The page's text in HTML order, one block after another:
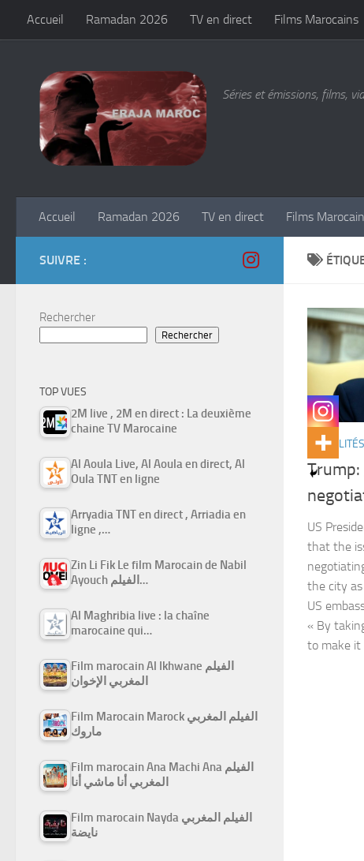
Skip to content
Accueil Ramadan 2026 TV en direct Films Marocains
Séries et émissions, films,
Accueil Ramadan 2026 TV en direct Films
Trump:
US
that the
the city
US
« By
to make it
SUIVRE :
Rechercher
Rechercher
TOP VUES
2M live , 2M en direct : La deuxième
chaine TV Marocaine
Al Aoula Live, Al Aoula en direct, Al
Oula TNT en ligne
Arryadia TNT en direct , Arriadia en
ligne ,…
Zin Li Fik Le film Marocain de Nabil
Ayouch الفيلم…
Al Maghribia live : la chaîne
marocaine qui…
Film marocain Al Ikhwane الفيلم
المغربي الإخوان
Film Marocain Marock الفيلم المغربي
ماروك
Film marocain Ana Machi Ana الفيلم
المغربي أنا ماشي أنا
Film marocain Nayda الفيلم المغربي
نايضة